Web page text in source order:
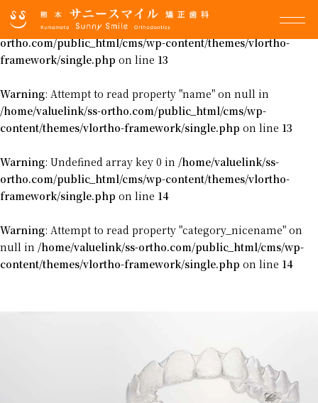
Warning: Undefined array key 0 in
ortho.com/public_html/cms/wp-content/themes/vlortho-
framework/single.php on line 13
Warning: Attempt to read property "name" on null in
/home/valuelink/ss-ortho.com/public_html/cms/wp-
content/themes/vlortho-framework/single.php on line 13
Warning: Undefined array key 0 in /home/valuelink/ss-
ortho.com/public_html/cms/wp-content/themes/vlortho-
framework/single.php on line 14
Warning: Attempt to read property "category_nicename" on
null in /home/valuelink/ss-ortho.com/public_html/cms/wp-
content/themes/vlortho-framework/single.php on line 14